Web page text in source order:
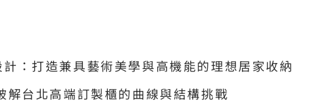
：打造兼具藝術美學與高機能的理想居家收納
解台北高端訂製櫃的曲線與結構挑戰